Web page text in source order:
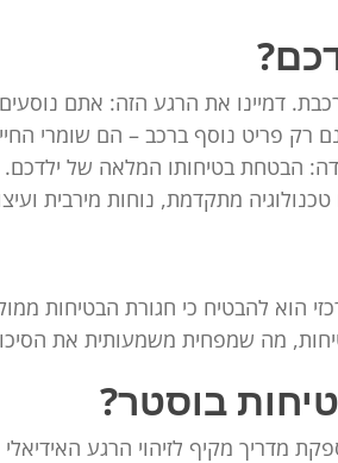
דמיינו את הרגע הזה: אתם
רק פריט נוסף ברכב – הם שומרי
הבטחת בטיחותו המלאה של ילדכם.
מתקדמת, נוחות מירבית
הוא להבטיח כי חגורת הבטיחות
מה שמפחית משמעותית את
בוסטר?
מדריך מקיף לזיהוי הרגע